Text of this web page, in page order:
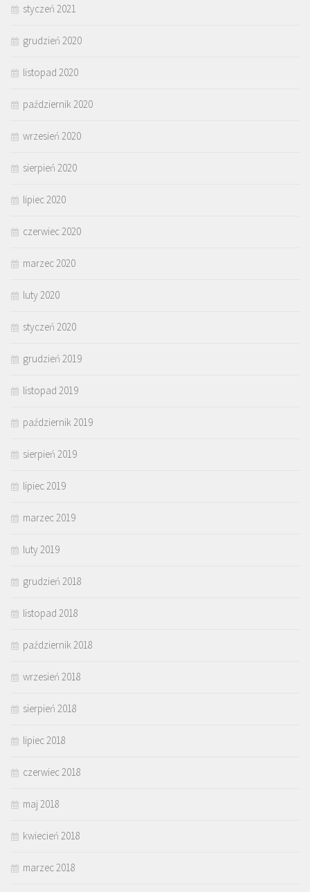
styczeń 2021
grudzień 2020
listopad 2020
październik 2020
wrzesień 2020
sierpień 2020
lipiec 2020
czerwiec 2020
marzec 2020
luty 2020
styczeń 2020
grudzień 2019
listopad 2019
październik 2019
sierpień 2019
lipiec 2019
marzec 2019
luty 2019
grudzień 2018
listopad 2018
październik 2018
wrzesień 2018
sierpień 2018
lipiec 2018
czerwiec 2018
maj 2018
kwiecień 2018
marzec 2018